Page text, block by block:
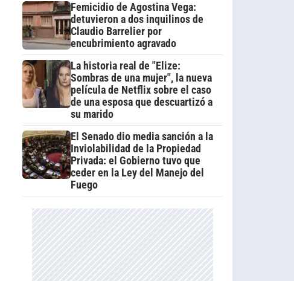
Femicidio de Agostina Vega:
detuvieron a dos inquilinos de
Claudio Barrelier por
encubrimiento agravado
La historia real de "Elize:
Sombras de una mujer", la nueva
película de Netflix sobre el caso
de una esposa que descuartizó a
su marido
El Senado dio media sanción a la
Inviolabilidad de la Propiedad
Privada: el Gobierno tuvo que
ceder en la Ley del Manejo del
Fuego